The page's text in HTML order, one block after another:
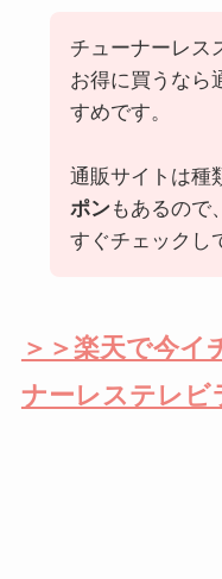
チューナーレス
お得に買うなら
すめです。
通販サイトは種
ポンもあるので
すぐチェックし
＞＞楽天で今イ
ナーレステレビ